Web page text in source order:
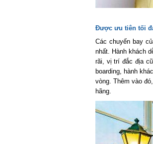
Được ưu tiên tối
Các chuyến bay
nhất. Hành khách
rãi, vị trí đắc địa
boarding, hành
vòng. Thêm vào
hãng.